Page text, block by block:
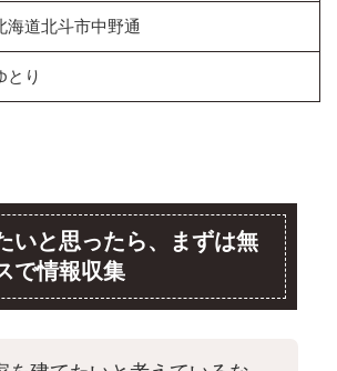
海道北斗市中野通
とり
いと思ったら、まずは無
で情報収集